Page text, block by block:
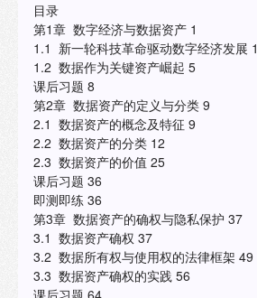
目录
第1章 数字经济与数据资产 1
1.1 新一轮科技革命驱动数字经济发展 1
1.2 数据作为关键资产崛起 5
课后习题 8
第2章 数据资产的定义与分类 9
2.1 数据资产的概念及特征 9
2.2 数据资产的分类 12
2.3 数据资产的价值 25
课后习题 36
即测即练 36
第3章 数据资产的确权与隐私保护 37
3.1 数据资产确权 37
3.2 数据所有权与使用权的法律框架 49
3.3 数据资产确权的实践 56